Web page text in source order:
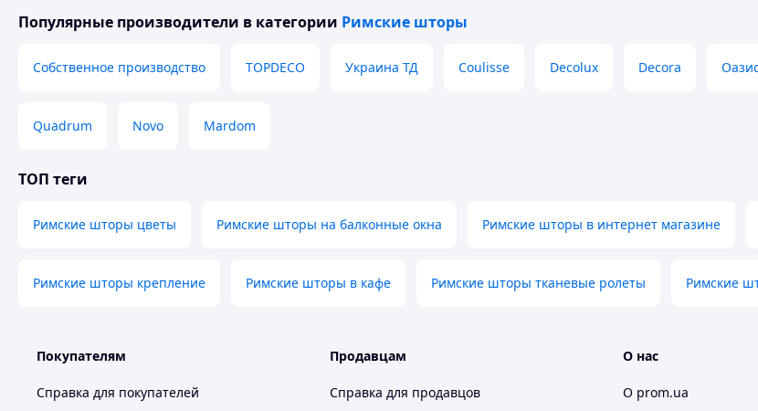
Для точного просчета стоимости римских штор, нужна ширина и высота.
Гарантия 1 год.
www.rolgroup.com.ua
Популярные производители в категории Римские шторы
Собственное производство TOPDECO Украина ТД Coulisse Decolux Decora
Quadrum Novo Mardom
ТОП теги
Римские шторы цветы Римские шторы на балконные окна Римские шторы в интернет магазине
Римские шторы крепление Римские шторы в кафе Римские шторы тканевые ролеты Римские
Покупателям
Справка для покупателей
Продавцам
Справка для продавцов
О нас
О prom.ua